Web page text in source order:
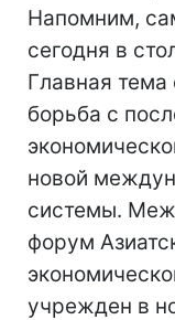
Напомним,
сегодня в
Главная
борьба с
новой
системы.
форум
учрежден в